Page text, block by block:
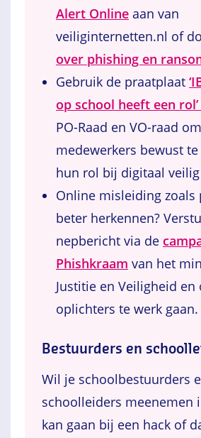
Alert Online aan van
veiliginternetten.nl of
over phishing en
Gebruik de praatplaat
op school heeft een
PO-Raad en VO-raad om
medewerkers bewust
hun rol bij digitaal
Online misleiding zoals
beter herkennen?
nepbericht via de
Phishkraam van het
Justitie en Veiligheid en
oplichters te werk gaan.
Bestuurders en
Wil je schoolbestuurders
schoolleiders meenemen
kan gaan bij een hack of